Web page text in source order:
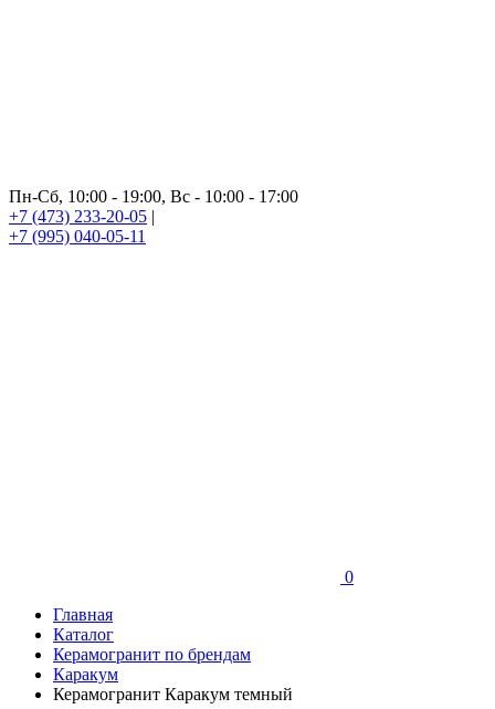
Пн-Сб, 10:00 - 19:00, Вс - 10:00 - 17:00
+7 (473) 233-20-05 |
+7 (995) 040-05-11
0
Главная
Каталог
Керамогранит по брендам
Каракум
Керамогранит Каракум темный